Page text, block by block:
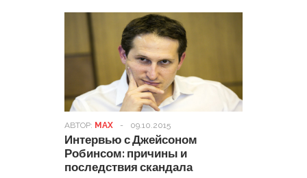
АВТОР: MAX - 09.10.2015
Интервью с Джейсоном
Робинсом: причины и
последствия скандала